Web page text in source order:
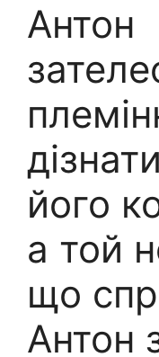
Антон
його
а той
що
Антон